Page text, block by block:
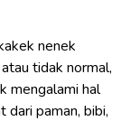
nenek
tidak normal,
mengalami hal
dari paman, bibi,